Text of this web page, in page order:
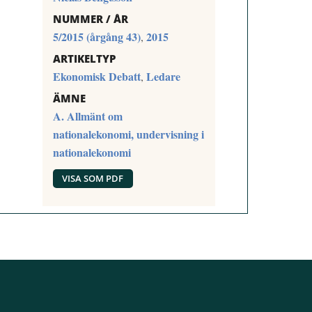
NUMMER / ÅR
5/2015 (årgång 43), 2015
ARTIKELTYP
Ekonomisk Debatt, Ledare
ÄMNE
A. Allmänt om
nationalekonomi, undervisning i
nationalekonomi
VISA SOM PDF